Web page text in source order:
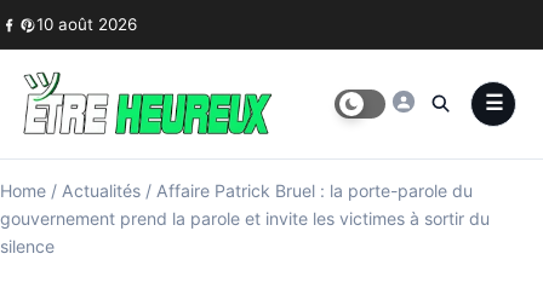
Skip to content
10 août 2026
Home / Actualités / Affaire Patrick Bruel : la porte-parole du
gouvernement prend la parole et invite les victimes à sortir du
silence